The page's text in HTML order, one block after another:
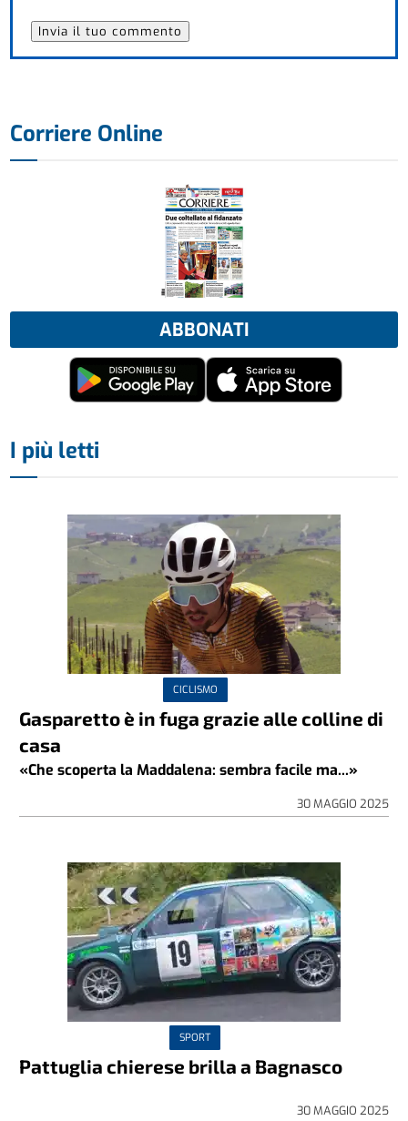
Corriere Online
ABBONATI
I più letti
CICLISMO
Gasparetto è in fuga grazie alle colline di
casa
«Che scoperta la Maddalena: sembra facile ma...»
30 MAGGIO 2025
SPORT
Pattuglia chierese brilla a Bagnasco
30 MAGGIO 2025